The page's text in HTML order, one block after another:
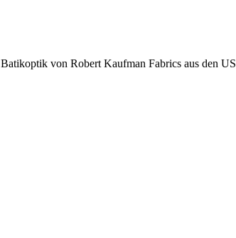
von Robert Kaufman Fabrics aus den